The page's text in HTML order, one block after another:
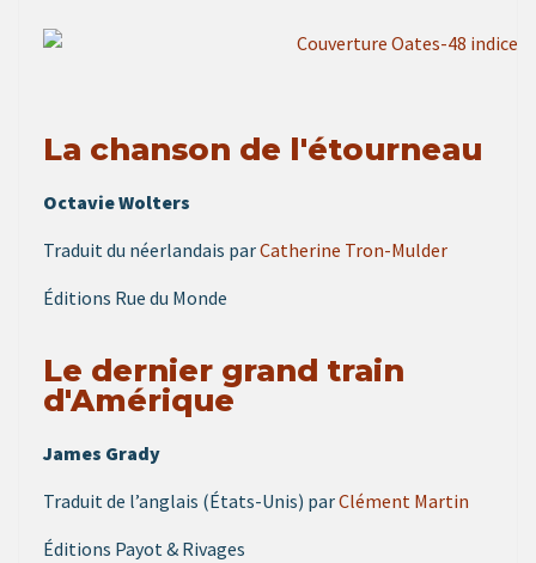
La chanson de l'étourneau
Octavie Wolters
Traduit du néerlandais parCatherine Tron-Mulder
Éditions Rue du Monde
Le dernier grand train
d'Amérique
James Grady
Traduit de l’anglais (États-Unis) parClément Martin
Éditions Payot & Rivages